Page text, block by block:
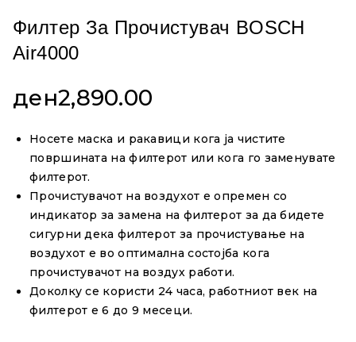
Филтер За Прочистувач BOSCH
Air4000
ден2,890.00
Носете маска и ракавици кога ја чистите
површината на филтерот или кога го заменувате
филтерот.
Прочистувачот на воздухот е опремен со
индикатор за замена на филтерот за да бидете
сигурни дека филтерот за прочистување на
воздухот е во оптимална состојба кога
прочистувачот на воздух работи.
Доколку се користи 24 часа, работниот век на
филтерот е 6 до 9 месеци.